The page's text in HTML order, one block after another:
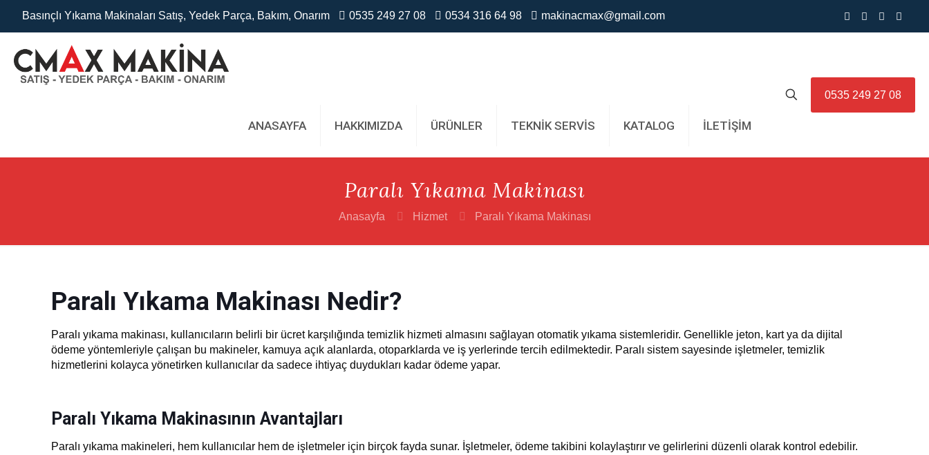
Basınçlı Yıkama Makinaları Satış, Yedek Parça, Bakım, Onarım 0535 249 27 08 0534 316 64 98 makinacmax@gmail.com
ANASAYFA HAKKIMIZDA ÜRÜNLER TEKNİK SERVİS KATALOG İLETİŞİM
0535 249 27 08
Paralı Yıkama Makinası
Anasayfa Hizmet Paralı Yıkama Makinası
Paralı Yıkama Makinası Nedir?
Paralı yıkama makinası, kullanıcıların belirli bir ücret karşılığında temizlik hizmeti almasını sağlayan otomatik yıkama sistemleridir. Genellikle jeton, kart ya da dijital
ödeme yöntemleriyle çalışan bu makineler, kamuya açık alanlarda, otoparklarda ve iş yerlerinde tercih edilmektedir. Paralı sistem sayesinde işletmeler, temizlik
hizmetlerini kolayca yönetirken kullanıcılar da sadece ihtiyaç duydukları kadar ödeme yapar.
Paralı Yıkama Makinasının Avantajları
Paralı yıkama makineleri, hem kullanıcılar hem de işletmeler için birçok fayda sunar. İşletmeler, ödeme takibini kolaylaştırır ve gelirlerini düzenli olarak kontrol edebilir.